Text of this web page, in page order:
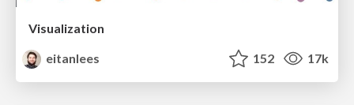
Visualization
eitanlees
152 17k